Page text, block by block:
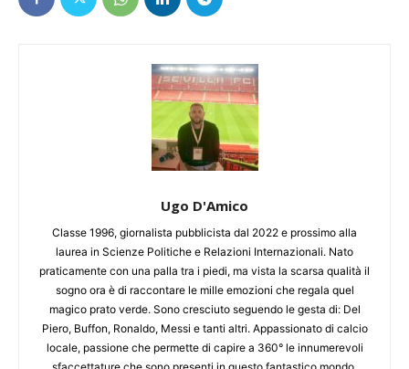
Ugo D'Amico
Classe 1996, giornalista pubblicista dal 2022 e prossimo alla
laurea in Scienze Politiche e Relazioni Internazionali. Nato
praticamente con una palla tra i piedi, ma vista la scarsa qualità il
sogno ora è di raccontare le mille emozioni che regala quel
magico prato verde. Sono cresciuto seguendo le gesta di: Del
Piero, Buffon, Ronaldo, Messi e tanti altri. Appassionato di calcio
locale, passione che permette di capire a 360° le innumerevoli